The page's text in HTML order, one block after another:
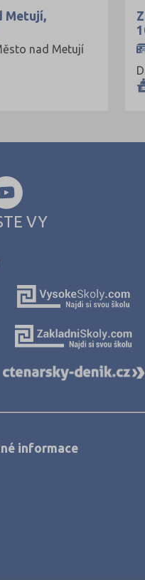
Metují,
nad Metují
VY
informace